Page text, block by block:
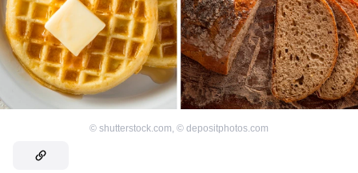
© shutterstock.com, © depositphotos.com